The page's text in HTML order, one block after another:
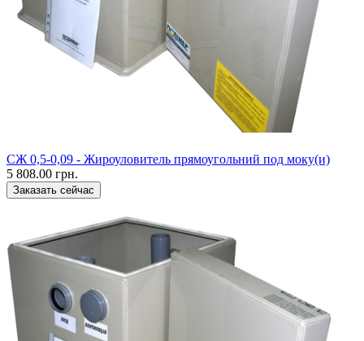
CЖ 0,5-0,09 - Жироуловитель прямоугольний под моку(и)
5 808.00 грн.
Заказать сейчас